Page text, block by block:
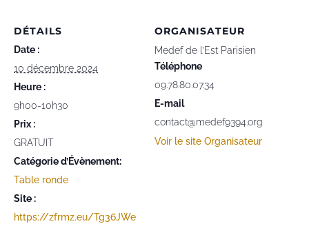
DÉTAILS
Date :
10 décembre 2024
Heure :
9h00-10h30
Prix :
GRATUIT
Catégorie d’Évènement:
Table ronde
Site :
https://zfrmz.eu/Tg36JWe
ORGANISATEUR
Medef de l’Est Parisien
Téléphone
09.78.80.07.34
E-mail
contact@medef9394.org
Voir le site Organisateur